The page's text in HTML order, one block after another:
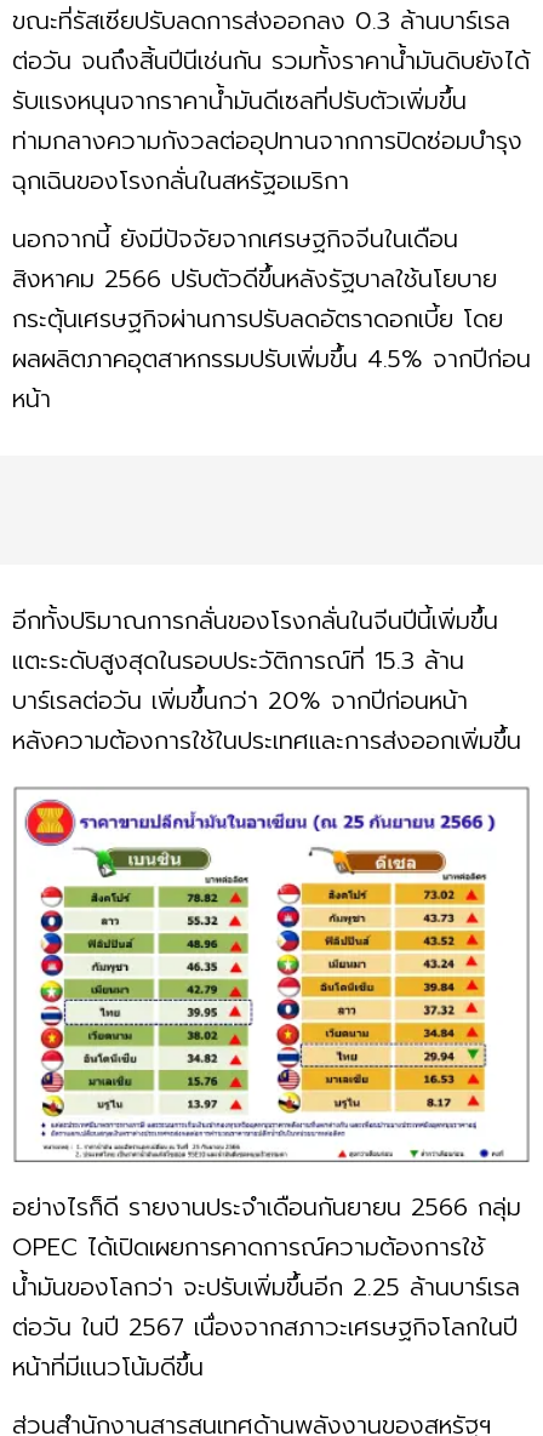
ขณะที่รัสเซียปรับลดการส่งออกลง 0.3 ล้านบาร์เรล
ต่อวัน จนถึงสิ้นปีนีเช่นกัน รวมทั้งราคาน้ำมันดิบยังได้
รับแรงหนุนจากราคาน้ำมันดีเซลที่ปรับตัวเพิ่มขึ้น
ท่ามกลางความกังวลต่ออุปทานจากการปิดซ่อมบำรุง
ฉุกเฉินของโรงกลั่นในสหรัฐอเมริกา
นอกจากนี้ ยังมีปัจจัยจากเศรษฐกิจจีนในเดือน
สิงหาคม 2566 ปรับตัวดีขึ้นหลังรัฐบาลใช้นโยบาย
กระตุ้นเศรษฐกิจผ่านการปรับลดอัตราดอกเบี้ย โดย
ผลผลิตภาคอุตสาหกรรมปรับเพิ่มขึ้น 4.5% จากปีก่อน
หน้า
อีกทั้งปริมาณการกลั่นของโรงกลั่นในจีนปีนี้เพิ่มขึ้น
แตะระดับสูงสุดในรอบประวัติการณ์ที่ 15.3 ล้าน
บาร์เรลต่อวัน เพิ่มขึ้นกว่า 20% จากปีก่อนหน้า
หลังความต้องการใช้ในประเทศและการส่งออกเพิ่มขึ้น
อย่างไรก็ดี รายงานประจำเดือนกันยายน 2566 กลุ่ม
OPEC ได้เปิดเผยการคาดการณ์ความต้องการใช้
น้ำมันของโลกว่า จะปรับเพิ่มขึ้นอีก 2.25 ล้านบาร์เรล
ต่อวัน ในปี 2567 เนื่องจากสภาวะเศรษฐกิจโลกในปี
หน้าที่มีแนวโน้มดีขึ้น
ส่วนสำนักงานสารสนเทศด้านพลังงานของสหรัฐฯ